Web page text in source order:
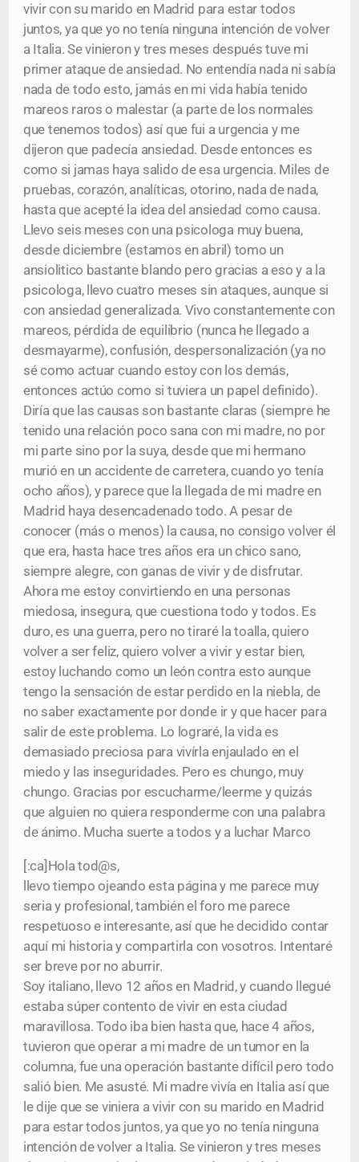
vivir con su marido en Madrid para estar todos
juntos, ya que yo no tenía ninguna intención de volver
a Italia. Se vinieron y tres meses después tuve mi
primer ataque de ansiedad. No entendía nada ni sabía
nada de todo esto, jamás en mi vida había tenido
mareos raros o malestar (a parte de los normales
que tenemos todos) así que fui a urgencia y me
dijeron que padecía ansiedad. Desde entonces es
como si jamas haya salido de esa urgencia. Miles de
pruebas, corazón, analíticas, otorino, nada de nada,
hasta que acepté la idea del ansiedad como causa.
Llevo seis meses con una psicologa muy buena,
desde diciembre (estamos en abril) tomo un
ansiolitico bastante blando pero gracias a eso y a la
psicologa, llevo cuatro meses sin ataques, aunque si
con ansiedad generalizada. Vivo constantemente con
mareos, pérdida de equilibrio (nunca he llegado a
desmayarme), confusión, despersonalización (ya no
sé como actuar cuando estoy con los demás,
entonces actúo como si tuviera un papel definido).
Diría que las causas son bastante claras (siempre he
tenido una relación poco sana con mi madre, no por
mi parte sino por la suya, desde que mi hermano
murió en un accidente de carretera, cuando yo tenía
ocho años), y parece que la llegada de mi madre en
Madrid haya desencadenado todo. A pesar de
conocer (más o menos) la causa, no consigo volver él
que era, hasta hace tres años era un chico sano,
siempre alegre, con ganas de vivir y de disfrutar.
Ahora me estoy convirtiendo en una personas
miedosa, insegura, que cuestiona todo y todos. Es
duro, es una guerra, pero no tiraré la toalla, quiero
volver a ser feliz, quiero volver a vivir y estar bien,
estoy luchando como un león contra esto aunque
tengo la sensación de estar perdido en la niebla, de
no saber exactamente por donde ir y que hacer para
salir de este problema. Lo lograré, la vida es
demasiado preciosa para vivírla enjaulado en el
miedo y las inseguridades. Pero es chungo, muy
chungo. Gracias por escucharme/leerme y quizás
que alguien no quiera responderme con una palabra
de ánimo. Mucha suerte a todos y a luchar Marco
[:ca]Hola tod@s,
llevo tiempo ojeando esta página y me parece muy
seria y profesional, también el foro me parece
respetuoso e interesante, así que he decidido contar
aquí mi historia y compartirla con vosotros. Intentaré
ser breve por no aburrir.
Soy italiano, llevo 12 años en Madrid, y cuando llegué
estaba súper contento de vivir en esta ciudad
maravillosa. Todo iba bien hasta que, hace 4 años,
tuvieron que operar a mi madre de un tumor en la
columna, fue una operación bastante difícil pero todo
salió bien. Me asusté. Mi madre vivía en Italia así que
le dije que se viniera a vivir con su marido en Madrid
para estar todos juntos, ya que yo no tenía ninguna
intención de volver a Italia. Se vinieron y tres meses